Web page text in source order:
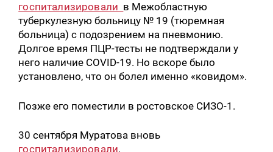
госпитализировали в Межобластную
туберкулезную больницу № 19 (тюремная
больница) с подозрением на пневмонию.
Долгое время ПЦР-тесты не подтверждали у
него наличие COVID-19. Но вскоре было
установлено, что он болел именно «ковидом».
Позже его поместили в ростовское СИЗО-1.
30 сентября Муратова вновь
госпитализировали.